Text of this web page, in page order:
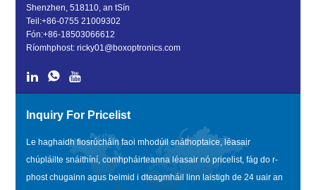
Shenzhen, 518110, an tSín
Teil:+86-0755 21009302
Fón:+86-18503066612
Ríomhphost:ricky01@boxoptronics.com
Inquiry For Pricelist
Le haghaidh fiosrúcháin faoi mhodúil snáthoptaice, léasair
chúpláilte snáithíní, comhpháirteanna léasair nó pricelist, fág do r-
phost chugainn agus beimid i dteagmháil linn laistigh de 24 uair an